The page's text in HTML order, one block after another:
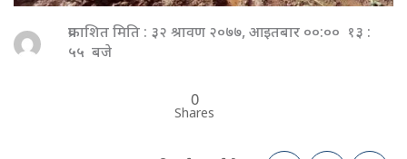
प्रकाशित मिति : ३२ श्रावण २०७७, आइतबार ००:०० १३ :
५५ बजे
0
Shares